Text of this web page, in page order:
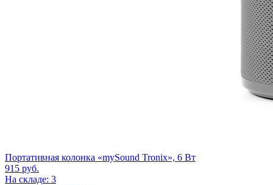
Портативная колонка «mySound Tronix», 6 Вт
915 руб.
На складе: 3